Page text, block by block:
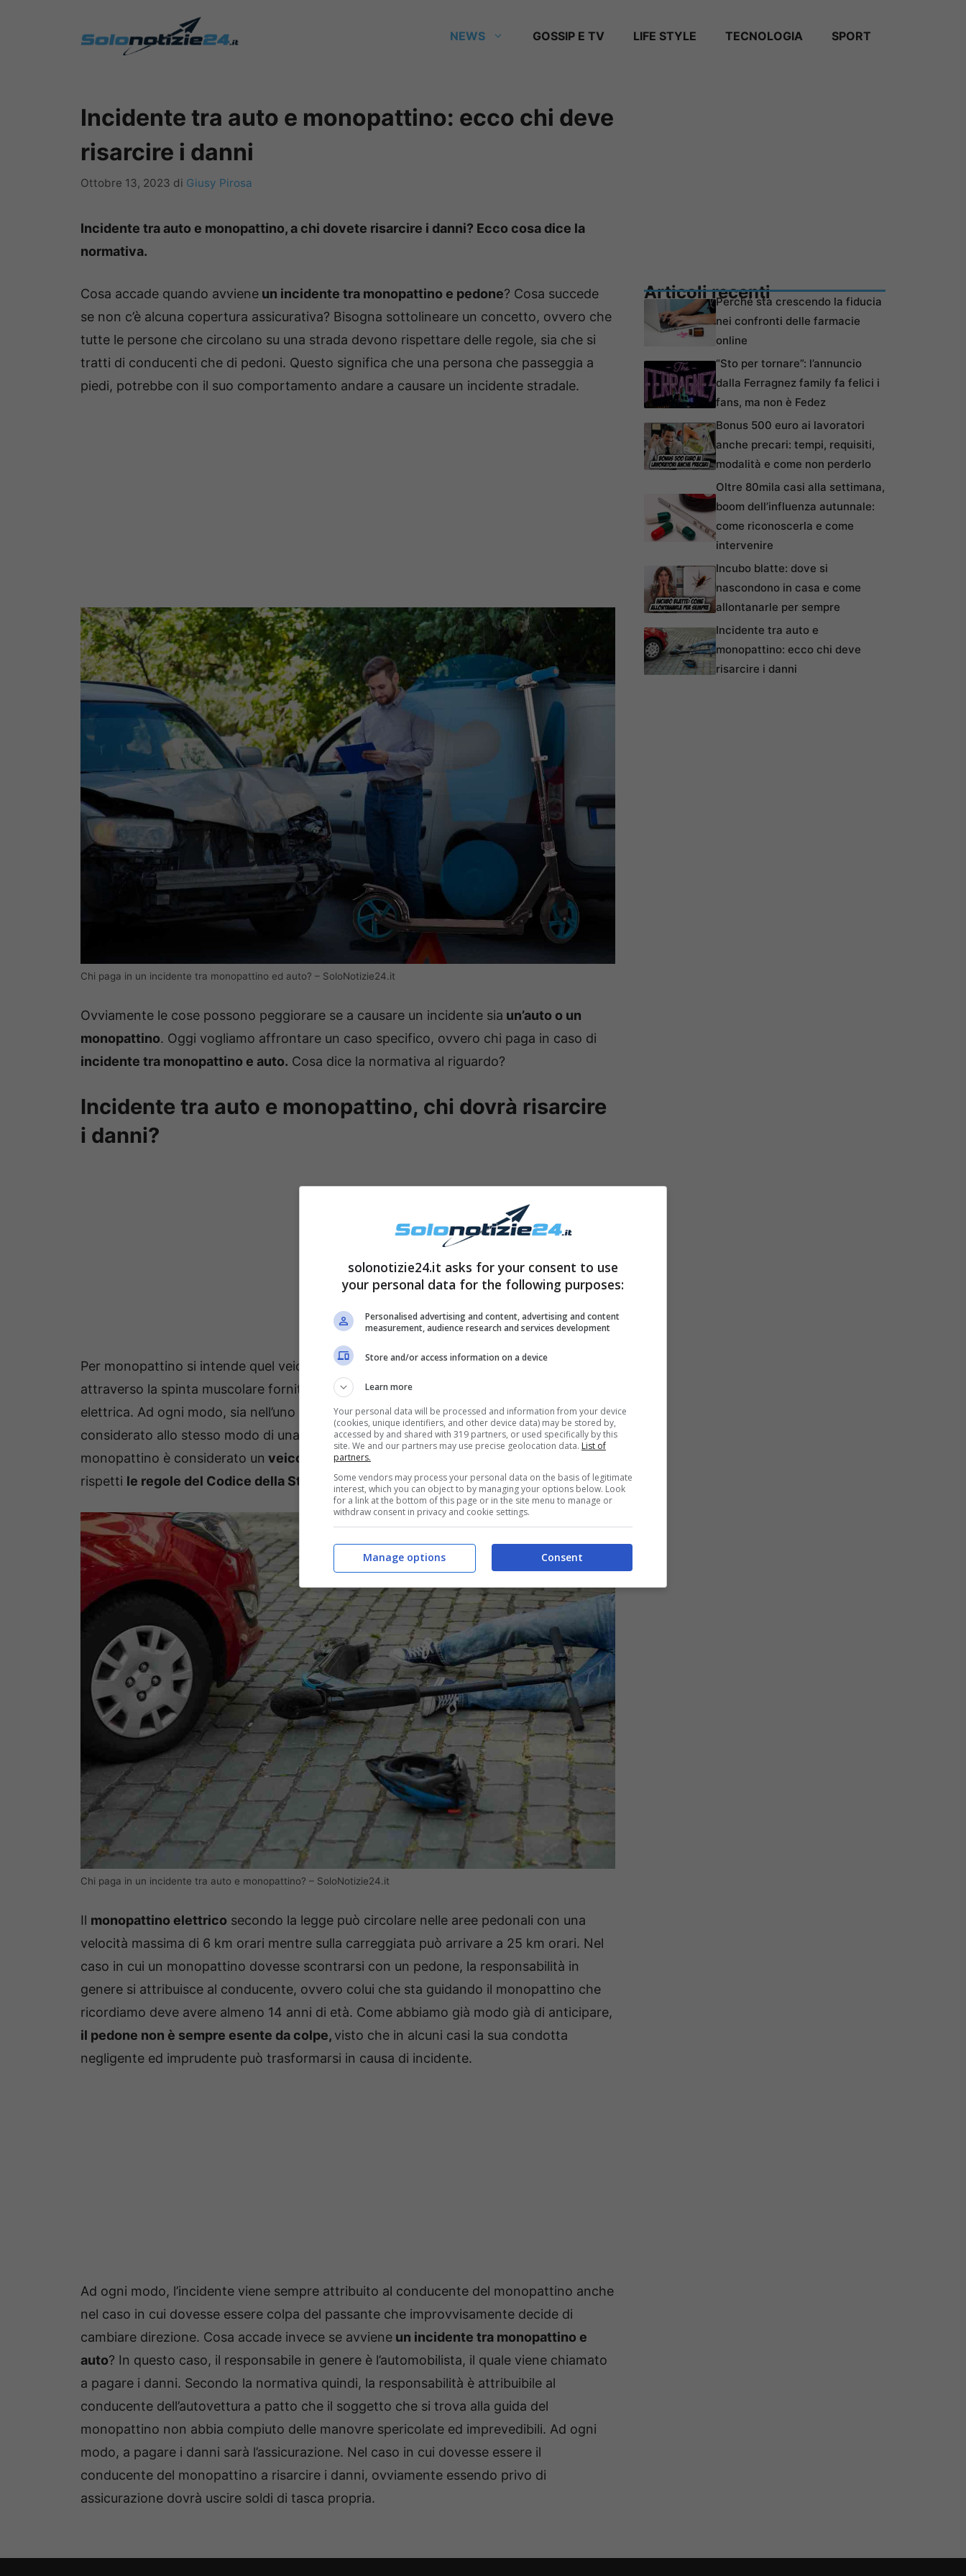
NEWS GOSSIP E TV LIFE STYLE TECNOLOGIA SPORT
Incidente tra auto e monopattino: ecco chi deve
risarcire i danni
Ottobre 13, 2023 di Giusy Pirosa
Incidente tra auto e monopattino, a chi dovete risarcire i danni? Ecco cosa dice la
normativa.
Cosa accade quando avviene un incidente tra monopattino e pedone? Cosa succede
se non c’è alcuna copertura assicurativa? Bisogna sottolineare un concetto, ovvero che
tutte le persone che circolano su una strada devono rispettare delle regole, sia che si
tratti di conducenti che di pedoni. Questo significa che una persona che passeggia a
piedi, potrebbe con il suo comportamento andare a causare un incidente stradale.
Chi paga in un incidente tra monopattino ed auto? – SoloNotizie24.it
Ovviamente le cose possono peggiorare se a causare un incidente sia un’auto o un
monopattino. Oggi vogliamo affrontare un caso specifico, ovvero chi paga in caso di
incidente tra monopattino e auto. Cosa dice la normativa al riguardo?
Incidente tra auto e monopattino, chi dovrà risarcire
i danni?
Per monopattino si intende quel veicolo a due ruote che permette il movimento
attraverso la spinta muscolare fornita dalle gambe oppure attraverso una propulsione
elettrica. Ad ogni modo, sia nell’uno che nell’altro caso si parla di un velocipedeed è
considerato allo stesso modo di una bicicletta. Da un punto di vista legislativo quindi, il
monopattino è considerato un veicolo a tutti gli effetti
rispetti le regole del Codice della Strada
Chi paga in un incidente tra auto e monopattino? – SoloNotizie24.it
Il monopattino elettrico secondo la legge può circolare nelle aree pedonali con una
velocità massima di 6 km orari mentre sulla carreggiata può arrivare a 25 km orari. Nel
caso in cui un monopattino dovesse scontrarsi con un pedone, la responsabilità in
genere si attribuisce al conducente, ovvero colui che sta guidando il monopattino che
ricordiamo deve avere almeno 14 anni di età. Come abbiamo già modo già di anticipare,
il pedone non è sempre esente da colpe, visto che in alcuni casi la sua condotta
negligente ed imprudente può trasformarsi in causa di incidente.
Ad ogni modo, l’incidente viene sempre attribuito al conducente del monopattino anche
nel caso in cui dovesse essere colpa del passante che improvvisamente decide di
cambiare direzione. Cosa accade invece se avviene un incidente tra monopattino e
auto? In questo caso, il responsabile in genere è l’automobilista, il quale viene chiamato
a pagare i danni. Secondo la normativa quindi, la responsabilità è attribuibile al
conducente dell’autovettura a patto che il soggetto che si trova alla guida del
monopattino non abbia compiuto delle manovre spericolate ed imprevedibili. Ad ogni
modo, a pagare i danni sarà l’assicurazione. Nel caso in cui dovesse essere il
conducente del monopattino a risarcire i danni, ovviamente essendo privo di
assicurazione dovrà uscire soldi di tasca propria.
Articoli recentiPerché sta crescendo la fiducia
nei confronti delle farmacie
online
“Sto per tornare”: l’annuncio
dalla Ferragnez family fa felici i
fans, ma non è Fedez
Bonus 500 euro ai lavoratori
anche precari: tempi, requisiti,
modalità e come non perderlo
Oltre 80mila casi alla settimana,
boom dell’influenza autunnale:
come riconoscerla e come
intervenire
Incubo blatte: dove si
nascondono in casa e come
allontanarle per sempre
Incidente tra auto e
monopattino: ecco chi deve
risarcire i danni
solonotizie24.it asks for your consent to use
your personal data for the following purposes:
Personalised advertising and content, advertising and content
measurement, audience research and services development
Store and/or access information on a device
Learn more
Your personal data will be processed and information from your device
(cookies, unique identifiers, and other device data) may be stored by,
accessed by and shared with 319 partners, or used specifically by this
site. We and our partners may use precise geolocation data. List of
partners.
Some vendors may process your personal data on the basis of legitimate
interest, which you can object to by managing your options below. Look
for a link at the bottom of this page or in the site menu to manage or
withdraw consent in privacy and cookie settings.
Consent
Manage options